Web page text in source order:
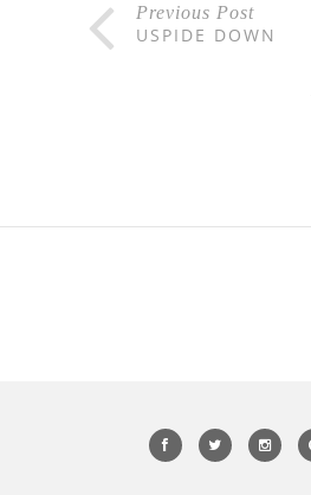
Previous Post
USPIDE DOWN